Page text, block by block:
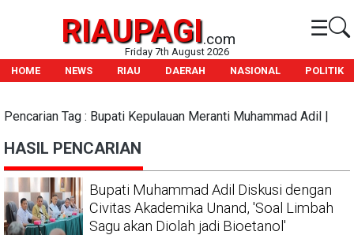
RIAUPAGI.com ☰
Friday 7th August 2026
HOME
NEWS RIAU DAERAH NASIONAL POLITIK
Pencarian Tag : Bupati Kepulauan Meranti Muhammad Adil |
HASIL PENCARIAN
Bupati Muhammad Adil Diskusi dengan
Civitas Akademika Unand, 'Soal Limbah
Sagu akan Diolah jadi Bioetanol'